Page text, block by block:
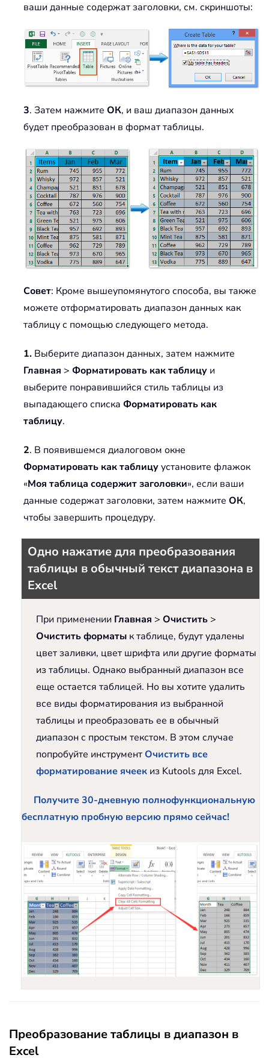
ваши данные содержат заголовки, см. скриншоты:
3. Затем нажмите ОК, и ваш диапазон данных
будет преобразован в формат таблицы.
Совет: Кроме вышеупомянутого способа, вы также
можете отформатировать диапазон данных как
таблицу с помощью следующего метода.
1. Выберите диапазон данных, затем нажмите
Главная > Форматировать как таблицу и
выберите понравившийся стиль таблицы из
выпадающего списка Форматировать как
таблицу.
2. В появившемся диалоговом окне
Форматировать как таблицуустановите флажок
«Моя таблица содержит заголовки», если ваши
данные содержат заголовки, затем нажмите ОК,
чтобы завершить процедуру.
Одно нажатие для преобразования
таблицы в обычный текст диапазона в
Excel
При применении Главная > Очистить >
Очистить форматы к таблице, будут удалены
цвет заливки, цвет шрифта или другие форматы
из таблицы. Однако выбранный диапазон все
еще остается таблицей. Но вы хотите удалить
все виды форматирования из выбранной
таблицы и преобразовать ее в обычный
диапазон с простым текстом. В этом случае
попробуйте инструментОчистить все
форматирование ячеек из Kutools для Excel.
Получите 30-дневную полнофункциональную
бесплатную пробную версию прямо сейчас!
Преобразование таблицы в диапазон в
Excel